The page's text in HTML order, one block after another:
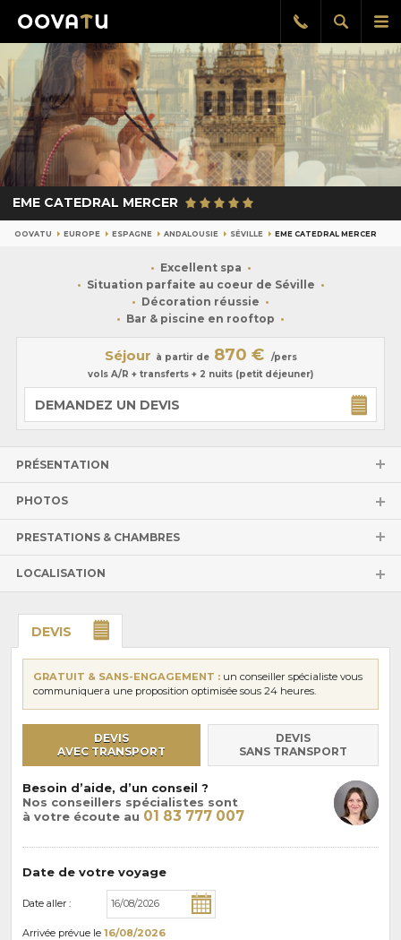
le
Afficher
la
Rappel
gratuit
EME CATEDRAL MERCER
OOVATU EUROPE ESPAGNE ANDALOUSIE SÉVILLE EME CATEDRAL MERCER
Excellent spa
Situation parfaite au coeur de Séville
Décoration réussie
Bar & piscine en rooftop
Séjour à partir de 870 €
/pers
vols A/R + transferts + 2 nuits (petit déjeuner)
DEMANDEZ UN DEVIS
PRÉSENTATION
PHOTOS
PRESTATIONS & CHAMBRES
LOCALISATION
DEVIS
GRATUIT & SANS-ENGAGEMENT : un conseiller spécialiste vous
communiquera une proposition optimisée sous 24 heures.
DEVIS
AVEC TRANSPORT
DEVIS
SANS TRANSPORT
Besoin d’aide, d’un conseil ?
Nos conseillers spécialistes sont
à votre écoute au 01 83 777 007
Date de votre voyage
Date aller :
Arrivée prévue le 16/08/2026